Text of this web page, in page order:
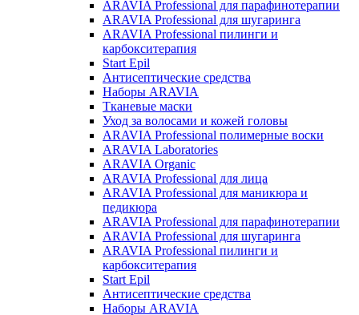
ARAVIA Professional для парафинотерапии
ARAVIA Professional для шугаринга
ARAVIA Professional пилинги и
карбокситерапия
Start Epil
Антисептические средства
Наборы ARAVIA
Тканевые маски
Уход за волосами и кожей головы
ARAVIA Professional полимерные воски
ARAVIA Laboratories
ARAVIA Organic
ARAVIA Professional для лица
ARAVIA Professional для маникюра и
педикюра
ARAVIA Professional для парафинотерапии
ARAVIA Professional для шугаринга
ARAVIA Professional пилинги и
карбокситерапия
Start Epil
Антисептические средства
Наборы ARAVIA